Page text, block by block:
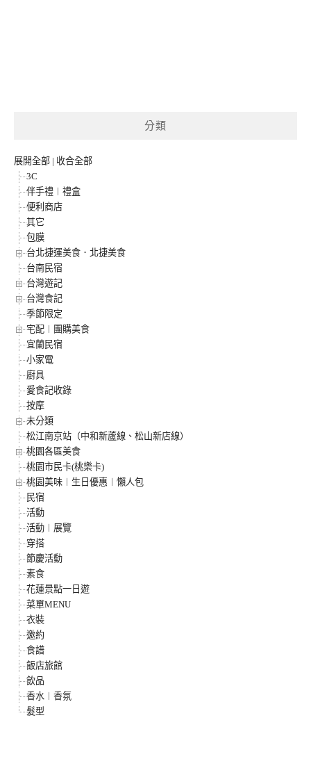
分類
展開全部 | 收合全部
3C
伴手禮︱禮盒
便利商店
其它
包膜
台北捷運美食．北捷美食
台南民宿
台灣遊記
台灣食記
季節限定
宅配︱團購美食
宜蘭民宿
小家電
廚具
愛食記收錄
按摩
未分類
松江南京站（中和新蘆線、松山新店線）
桃園各區美食
桃園市民卡(桃樂卡)
桃園美味︱生日優惠︱懶人包
民宿
活動
活動︱展覽
穿搭
節慶活動
素食
花蓮景點一日遊
菜單MENU
衣裝
邀約
食譜
飯店旅館
飲品
香水︱香氛
髮型